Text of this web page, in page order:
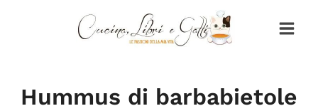
Hummus di barbabietole